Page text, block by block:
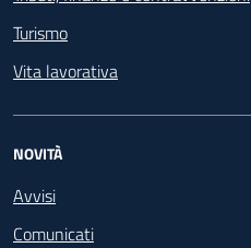
Turismo
Vita lavorativa
NOVITÀ
Avvisi
Comunicati